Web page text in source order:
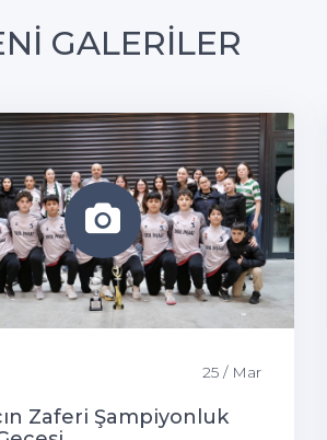
GALERİLER
25 / Mar
Zaferi Şampiyonluk